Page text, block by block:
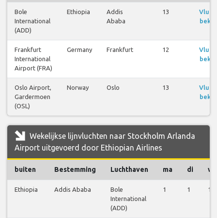
Bole
International
(ADD)
Ethiopia
Addis
Ababa
13
Frankfurt
International
Airport (FRA)
Germany Frankfurt 12
Oslo Airport,
Gardermoen
(OSL)
Norway Oslo 13
Wekelijkse lijnvluchten naar Stockholm Arlanda
Airport uitgevoerd door Ethiopian Airlines
buiten Bestemming Luchthaven ma di wo
Ethiopia Addis Ababa
Bole
International
(ADD)
1 1 1